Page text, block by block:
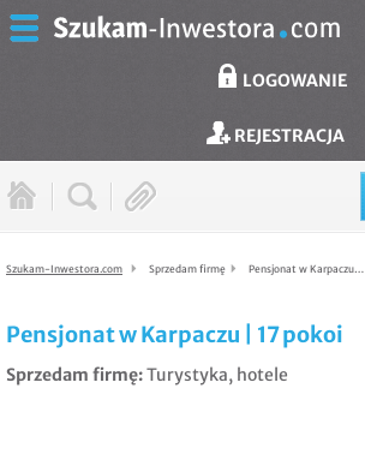
LOGOWANIE
REJESTRACJA
Szukam-Inwestora.com Sprzedam firmę Pensjonat w Karpaczu…
Pensjonat w Karpaczu | 17 pokoi
Sprzedam firmę:Turystyka, hotele